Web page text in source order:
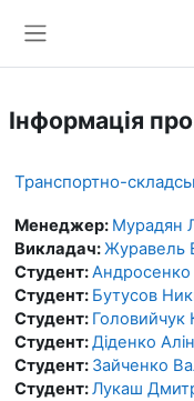
Інформація
Транспортно-
Менеджер: Мурадян
Викладач:Журавель
Студент:
Студент: Бутусов
Студент: Головийчук
Студент:Діденко
Студент: Зайченко
Студент:Лукаш